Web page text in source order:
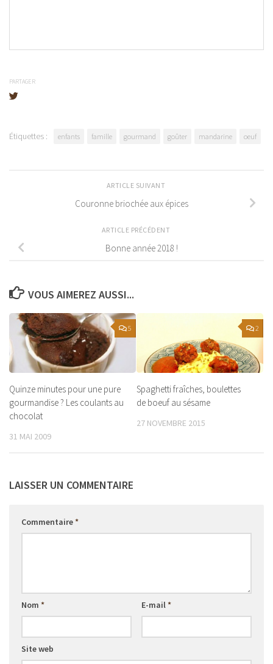
PARTAGER
Étiquettes : enfants famille gourmand goûter mandarine oeuf
ARTICLE SUIVANT
Couronne briochée aux épices
ARTICLE PRÉCÉDENT
Bonne année 2018 !
VOUS AIMEREZ AUSSI...
5
Quinze minutes pour une pure
gourmandise ? Les coulants au
chocolat
31 MAI 2009
2
Spaghetti fraîches, boulettes
de boeuf au sésame
27 NOVEMBRE 2015
LAISSER UN COMMENTAIRE
Commentaire*
Nom * E-mail*
Site web